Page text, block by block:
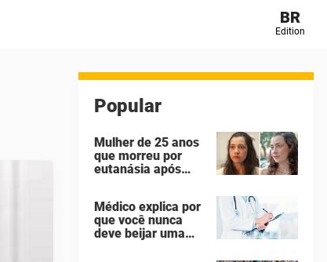
BR
Edition
Popular
Mulher de 25 anos
que morreu por
eutanásia após
seus agressores
em um diário
secreto
Médico explica por
que você nunca
deve beijar uma